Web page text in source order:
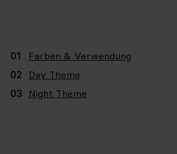
01
Farben & Verwendung
02
Day Theme
03
Night Theme